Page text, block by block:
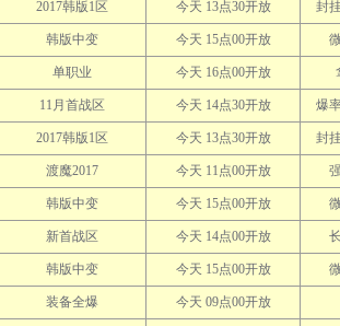
2017韩版1区 今天 13点30开放 封
韩版中变 今天 15点00开放
单职业 今天 16点00开放
11月首战区 今天 14点30开放 爆
2017韩版1区 今天 13点30开放 封
渡魔2017 今天 11点00开放
韩版中变 今天 15点00开放
新首战区 今天 14点00开放
韩版中变 今天 15点00开放
装备全爆 今天 09点00开放